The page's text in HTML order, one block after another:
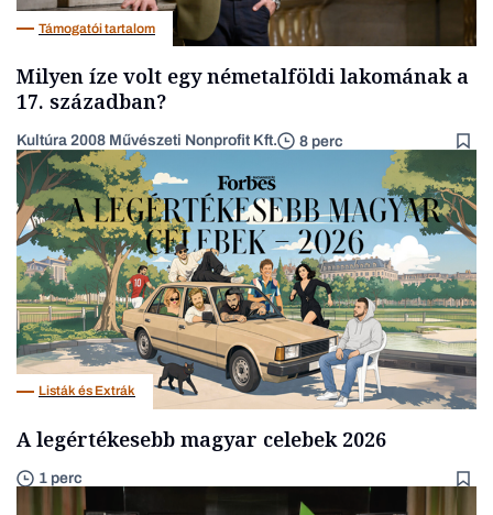
Támogatói tartalom
Milyen íze volt egy németalföldi lakomának a
17. században?
Kultúra 2008 Művészeti Nonprofit Kft. 8 perc
Listák és Extrák
A legértékesebb magyar celebek 2026
1 perc